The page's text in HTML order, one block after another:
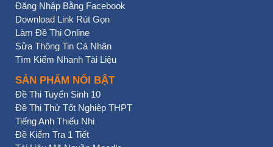
Đăng Nhập Bằng Facebook
Download Link Rút Gọn
Làm Đề Thi Online
Sửa Thông Tin Cá Nhân
Tìm Kiếm Nhanh Tài Liệu
SẢN PHẨM NỔI BẬT
Đề Thi Tuyển Sinh 10
Đề Thi Thử Tốt Nghiệp THPT
Tiếng Anh Thiếu Nhi
Đề Kiểm Tra 1 Tiết